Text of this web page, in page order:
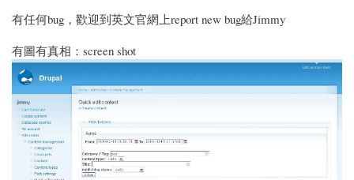
有任何bug，歡迎到英文官網上report new bug給Jimmy
有圖有真相：screen shot